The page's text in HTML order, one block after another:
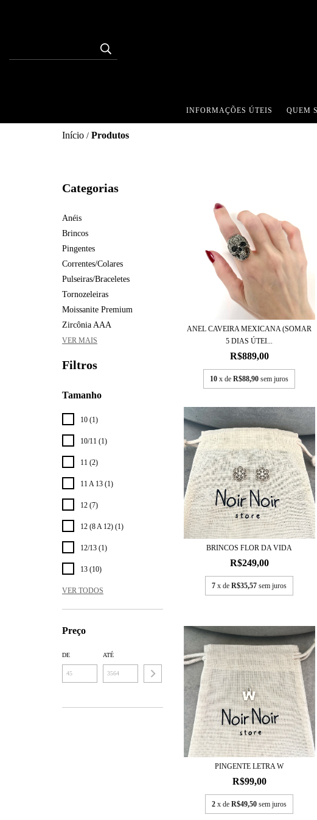
INFORMAÇÕES ÚTEIS QUEM
Início / Produtos
Categorias
Anéis
Brincos
Pingentes
Correntes/Colares
Pulseiras/Braceletes
Tornozeleiras
Moissanite Premium
Zircônia AAA
VER MAIS
Filtros
Tamanho
10 (1)
10/11 (1)
11 (2)
11 A 13 (1)
12 (7)
12 (8 A 12) (1)
12/13 (1)
13 (10)
VER TODOS
Preço
DE ATÉ
ANEL CAVEIRA MEXICANA (SOMAR
5 DIAS ÚTEI...
R$889,00
10 x deR$88,90 sem juros
BRINCOS FLOR DA VIDA
R$249,00
7 x deR$35,57 sem juros
PINGENTE LETRA W
R$99,00
2 x deR$49,50 sem juros